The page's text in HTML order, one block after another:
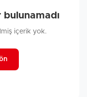
içerik yok.